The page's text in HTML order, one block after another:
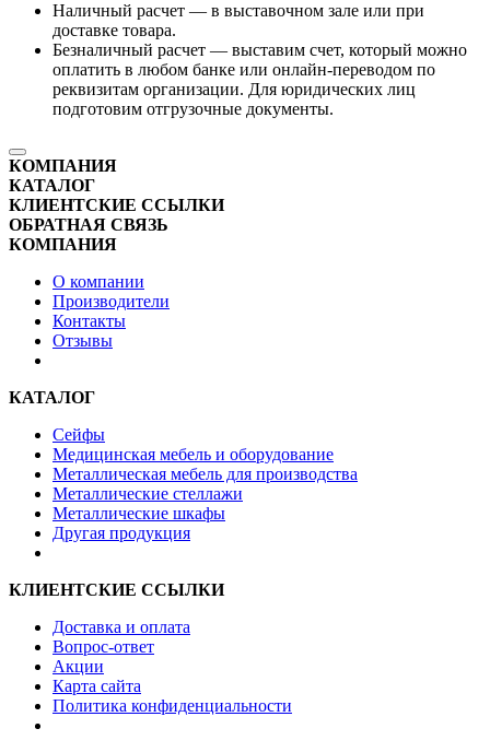
Наличный расчет — в выставочном зале или при
доставке товара.
Безналичный расчет — выставим счет, который можно
оплатить в любом банке или онлайн-переводом по
реквизитам организации. Для юридических лиц
подготовим отгрузочные документы.
КОМПАНИЯ
КАТАЛОГ
КЛИЕНТСКИЕ ССЫЛКИ
ОБРАТНАЯ СВЯЗЬ
КОМПАНИЯ
О компании
Производители
Контакты
Отзывы
КАТАЛОГ
Сейфы
Медицинская мебель и оборудование
Металлическая мебель для производства
Металлические стеллажи
Металлические шкафы
Другая продукция
КЛИЕНТСКИЕ ССЫЛКИ
Доставка и оплата
Вопрос-ответ
Акции
Карта сайта
Политика конфиденциальности